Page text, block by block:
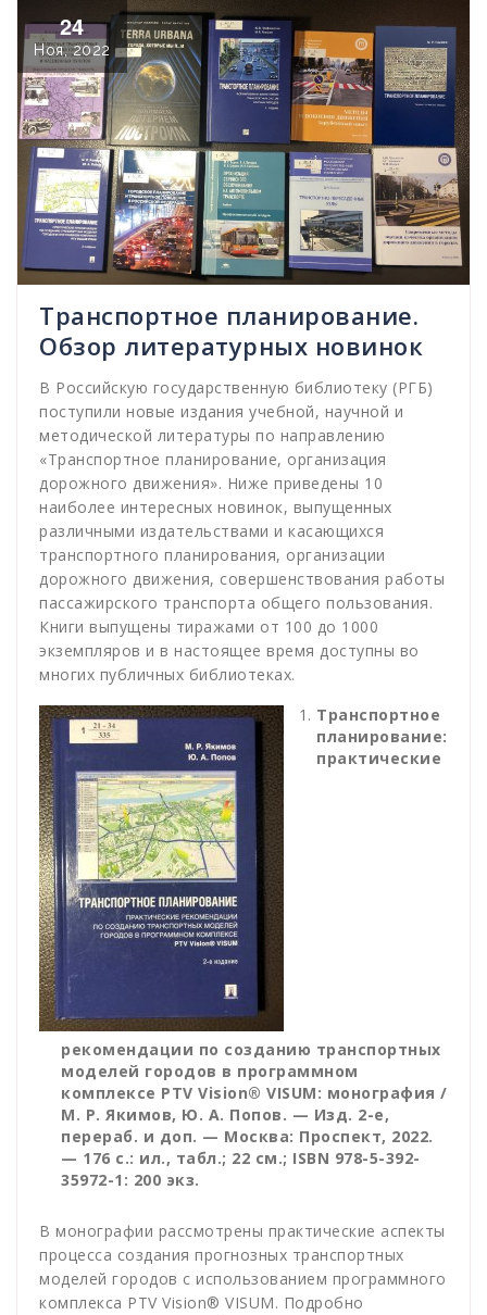
24
Ноя, 2022
Транспортное планирование.
Обзор литературных новинок
В Российскую государственную библиотеку (РГБ)
поступили новые издания учебной, научной и
методической литературы по направлению
«Транспортное планирование, организация
дорожного движения». Ниже приведены 10
наиболее интересных новинок, выпущенных
различными издательствами и касающихся
транспортного планирования, организации
дорожного движения, совершенствования работы
пассажирского транспорта общего пользования.
Книги выпущены тиражами от 100 до 1000
экземпляров и в настоящее время доступны во
многих публичных библиотеках.
Транспортное
планирование:
практические
рекомендации по созданию транспортных
моделей городов в программном
комплексе PTV Vision® VISUM: монография /
М. Р. Якимов, Ю. А. Попов. — Изд. 2-е,
перераб. и доп. — Москва: Проспект, 2022.
— 176 с.: ил., табл.; 22 см.; ISBN 978-5-392-
35972-1: 200 экз.
В монографии рассмотрены практические аспекты
процесса создания прогнозных транспортных
моделей городов с использованием программного
комплекса PTV Vision® VISUM. Подробно